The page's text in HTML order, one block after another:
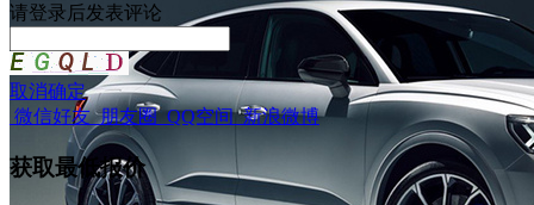
请登录后发表评论
取消确定
微信好友 朋友圈 QQ空间 新浪微博
获取最低报价